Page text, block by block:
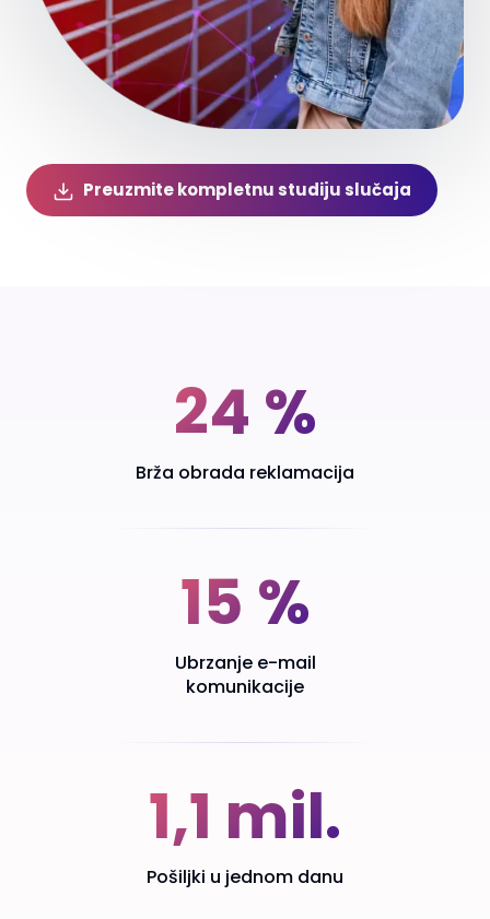
Preuzmite kompletnu studiju slučaja
24 %
Brža obrada reklamacija
15 %
Ubrzanje e-mail
komunikacije
1,1 mil.
Pošiljki u jednom danu